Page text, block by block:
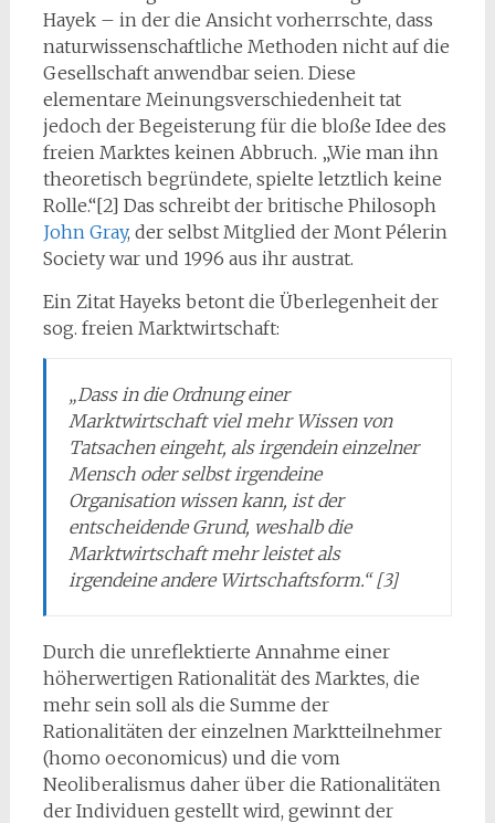
Hayek – in der die Ansicht vorherrschte, dass
naturwissenschaftliche Methoden nicht auf die
Gesellschaft anwendbar seien. Diese
elementare Meinungsverschiedenheit tat
jedoch der Begeisterung für die bloße Idee des
freien Marktes keinen Abbruch. „Wie man ihn
theoretisch begründete, spielte letztlich keine
Rolle.“[2] Das schreibt der britische Philosoph
John Gray, der selbst Mitglied der Mont Pélerin
Society war und 1996 aus ihr austrat.
Ein Zitat Hayeks betont die Überlegenheit der
sog. freien Marktwirtschaft:
„Dass in die Ordnung einer
Marktwirtschaft viel mehr Wissen von
Tatsachen eingeht, als irgendein einzelner
Mensch oder selbst irgendeine
Organisation wissen kann, ist der
entscheidende Grund, weshalb die
Marktwirtschaft mehr leistet als
irgendeine andere Wirtschaftsform.“ [3]
Durch die unreflektierte Annahme einer
höherwertigen Rationalität des Marktes, die
mehr sein soll als die Summe der
Rationalitäten der einzelnen Marktteilnehmer
(homo oeconomicus) und die vom
Neoliberalismus daher über die Rationalitäten
der Individuen gestellt wird, gewinnt der